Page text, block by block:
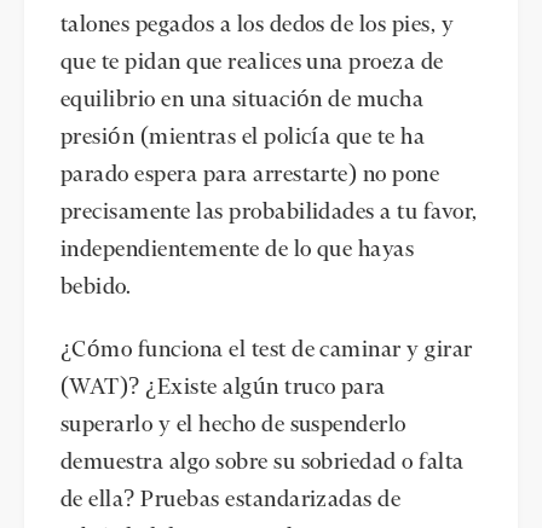
talones pegados a los dedos de los pies, y
que te pidan que realices una proeza de
equilibrio en una situación de mucha
presión (mientras el policía que te ha
parado espera para arrestarte) no pone
precisamente las probabilidades a tu favor,
independientemente de lo que hayas
bebido.
¿Cómo funciona el test de caminar y girar
(WAT)? ¿Existe algún truco para
superarlo y el hecho de suspenderlo
demuestra algo sobre su sobriedad o falta
de ella? Pruebas estandarizadas de